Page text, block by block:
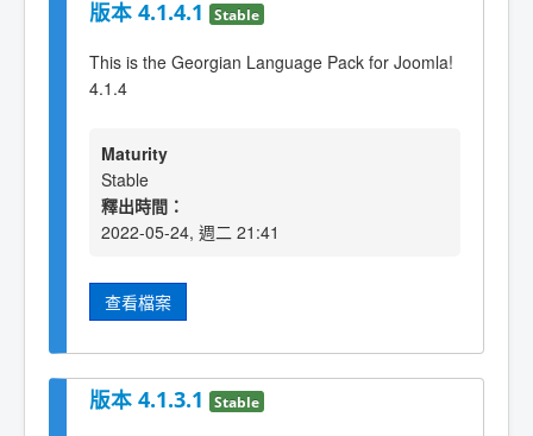
版本 4.1.4.1 Stable
This is the Georgian Language Pack for Joomla!
4.1.4
Maturity
Stable
釋出時間：
2022-05-24, 週二 21:41
查看檔案
版本 4.1.3.1 Stable